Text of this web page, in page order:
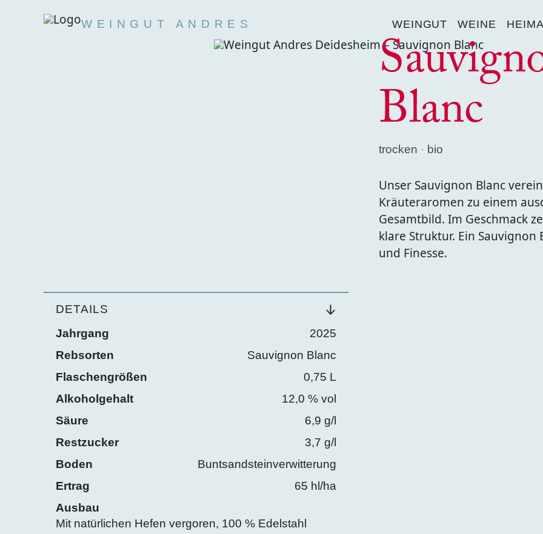
WEINGUT ANDRES WEINGUT WEINE
Blanc
trocken bio
Unser Sauvignon Blanc
Kräuteraromen zu einem
Gesamtbild. Im Geschmack
klare Struktur. Ein Sauvignon
und Finesse.
DETAILS
Jahrgang
2025
Rebsorten
Sauvignon Blanc
Flaschengrößen
0,75 L
Alkoholgehalt
12,0 % vol
Säure
6,9 g/l
Restzucker
3,7 g/l
Boden
Buntsandsteinverwitterung
Ertrag
65 hl/ha
Ausbau
Mit natürlichen Hefen vergoren, 100 % Edelstahl